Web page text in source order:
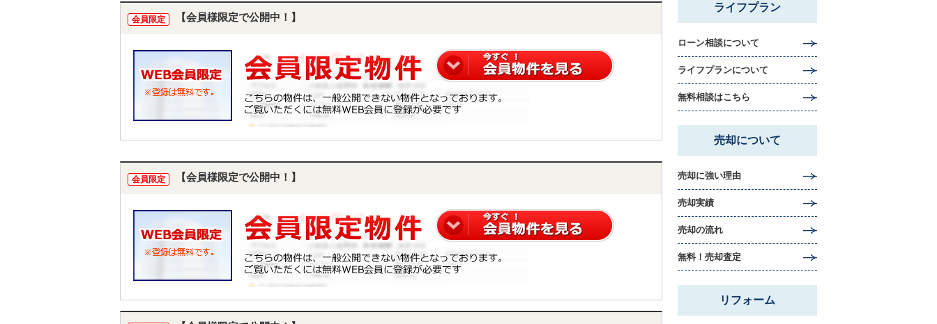
会員限定 【会員様限定で公開中！】
会員限定 【会員様限定で公開中！】
ライフプラン
ローン相談について
ライフプランについて
無料相談はこちら
売却について
売却に強い理由
売却実績
売却の流れ
無料！売却査定
リフォーム